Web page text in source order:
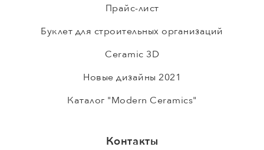
Прайс-лист
Буклет для строительных организаций
Ceramic 3D
Новые дизайны 2021
Каталог "Modern Ceramics"
Контакты